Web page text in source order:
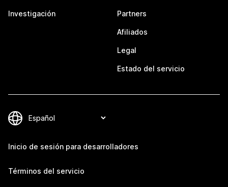
Investigación Partners
Afiliados
Legal
Estado del servicio
Inicio de sesión para desarrolladores
Términos del servicio